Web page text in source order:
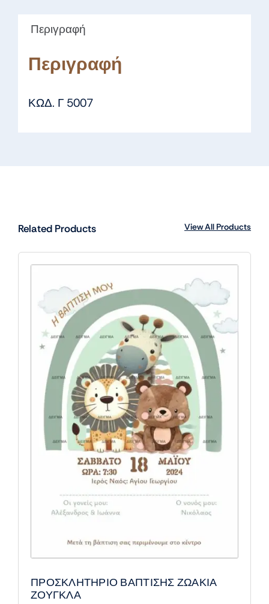
Περιγραφή
Περιγραφή
ΚΩΔ. Γ 5007
Related Products View All Products
ΠΡΟΣΚΛΗΤΗΡΙΟ ΒΑΠΤΙΣΗΣ ΖΩΑΚΙΑ
ΖΟΥΓΚΛΑ